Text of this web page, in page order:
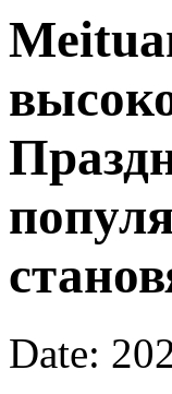
Date: